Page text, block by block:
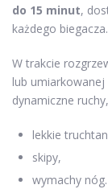
do 15 minut,
każdego biegacza.
W trakcie
lub
dynamiczne
lekkie
skipy,
wymachy nóg.